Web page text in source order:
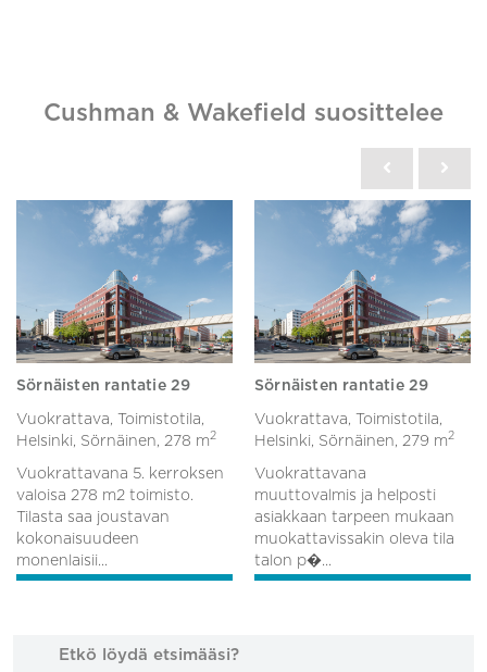
Cushman & Wakefield suosittelee
Sörnäisten rantatie 29
Vuokrattava, Toimistotila,
Helsinki, Sörnäinen, 278 m2
Vuokrattavana 5. kerroksen
valoisa 278 m2 toimisto.
Tilasta saa joustavan
kokonaisuudeen
monenlaisii...
Sörnäisten rantatie 29
Vuokrattava, Toimistotila,
Helsinki, Sörnäinen, 279 m2
Vuokrattavana
muuttovalmis ja helposti
asiakkaan tarpeen mukaan
muokattavissakin oleva tila
talon p�...
Etkö löydä etsimääsi?